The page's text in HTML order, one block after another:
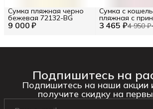
9 000 ₽
Сумка пляжная черно
бежевая 72132-BG
3 465 ₽4 950 ₽
Сумка с
пляжная с
цветные
Подпишитесь на
Подпишитесь на наши акции
получите скидку на